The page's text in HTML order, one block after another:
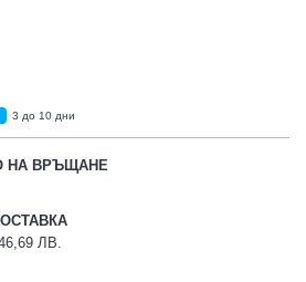
3 до 10 дни
НА ВРЪЩАНЕ
ЛВ.